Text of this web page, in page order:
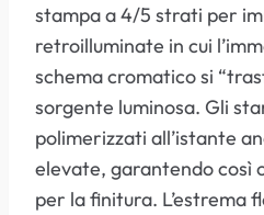
stampa a 4/5 strati per
retroilluminate in cui
schema cromatico si
sorgente luminosa. Gli
polimerizzati all’istante
elevate, garantendo così
per la finitura. L’estrema